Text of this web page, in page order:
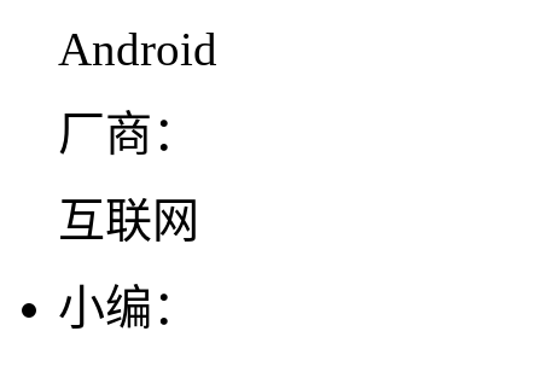
Android
厂商：
互联网
小编：